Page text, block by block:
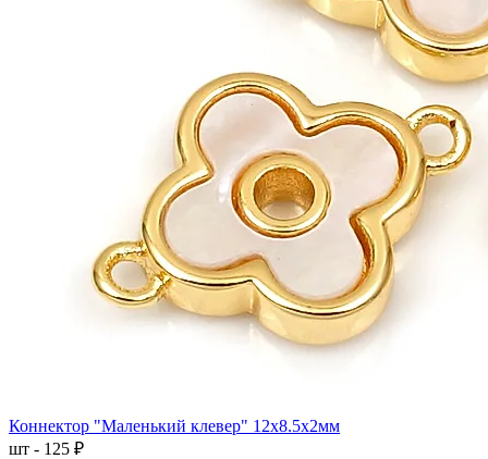
Коннектор "Маленький клевер" 12x8.5x2мм
шт - 125 ₽